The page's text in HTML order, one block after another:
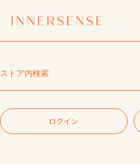
１点以上ご購入で、シャンプーコン
7,700円（税込）以上ご購入で、
レビュー1投稿につき30ポ
令和8年熊本地震 被
１点以上ご購入で、シャンプーコン
ゼント
ログイン
ログイ